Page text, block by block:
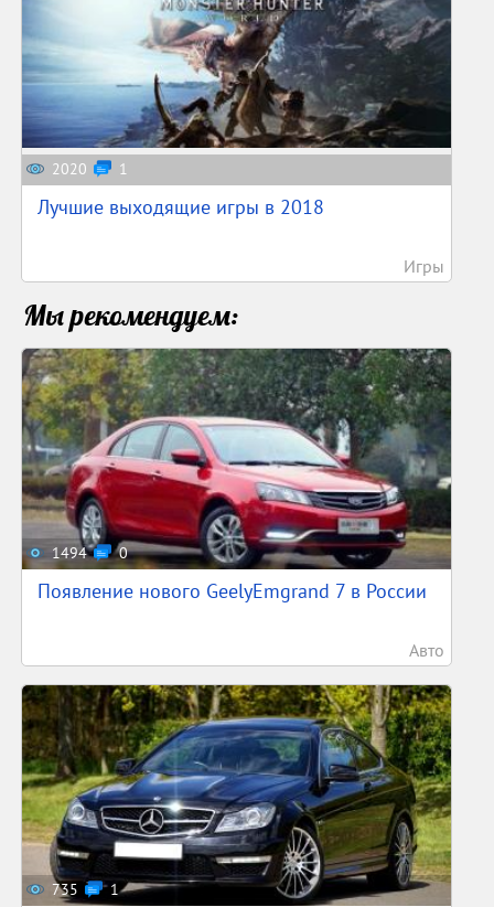
2020 1
Лучшие выходящие игры в 2018
Игры
Мы рекомендуем:
1494 0
Появление нового GeelyEmgrand 7 в России
Авто
735 1